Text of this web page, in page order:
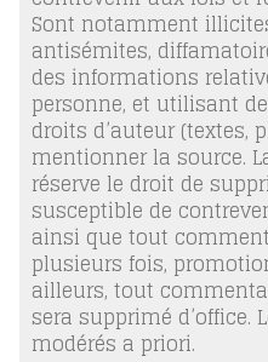
Sont notamment
antisémites,
des informations
personne, et utilisant
droits d’auteur (textes,
mentionner la source.
réserve le droit de
susceptible de
ainsi que tout
plusieurs fois,
ailleurs, tout
sera supprimé
modérés a priori.